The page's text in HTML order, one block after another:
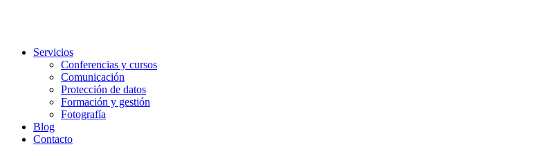
Servicios
Conferencias y cursos
Comunicación
Protección de datos
Formación y gestión
Fotografía
Blog
Contacto